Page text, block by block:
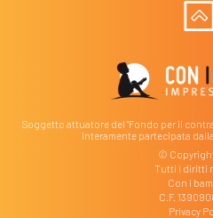
Soggetto attuatore del "Fondo per il
interamente partecipata
©
Tutti i diritti
Con i
C.F.
Privacy